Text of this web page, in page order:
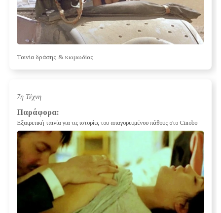
Ταινία δράσης & κωμωδίας
7η Τέχνη
Παράφορα:
Εξαιρετική ταινία για τις ιστορίες του απαγορευμένου πάθους στο Cinobo